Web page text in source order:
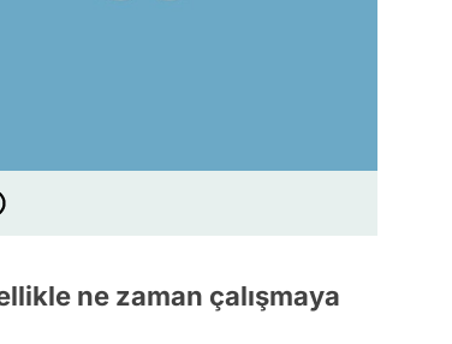
ne zaman çalışmaya